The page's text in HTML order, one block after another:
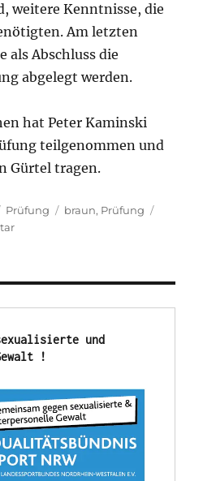
weitere Kenntnisse, die
Am letzten
als Abschluss die
abgelegt werden.
hat Peter Kaminski
teilgenommen und
Gürtel tragen.
Kategorien
Prüfung Schlagwörter
braun, Prüfung
zu
Verein
sexualisierte und
!